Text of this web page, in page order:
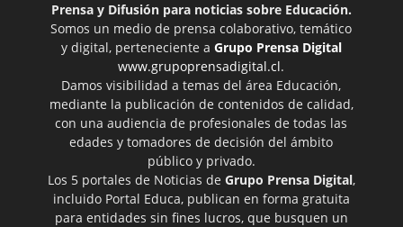
Prensa y Difusión para noticias sobre Educación.
Somos un medio de prensa colaborativo, temático
y digital, perteneciente a Grupo Prensa Digital
www.grupoprensadigital.cl.
Damos visibilidad a temas del área Educación,
mediante la publicación de contenidos de calidad,
con una audiencia de profesionales de todas las
edades y tomadores de decisión del ámbito
público y privado.
Los 5 portales de Noticias de Grupo Prensa Digital,
incluido Portal Educa, publican en forma gratuita
para entidades sin fines lucros, que busquen un